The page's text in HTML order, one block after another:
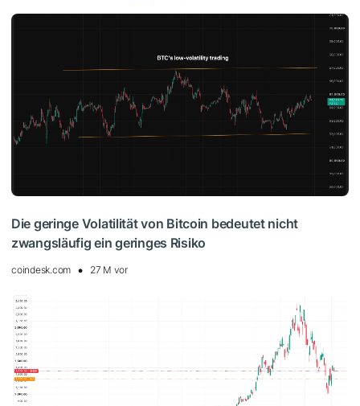
Die geringe Volatilität von Bitcoin bedeutet nicht
zwangsläufig ein geringes Risiko
coindesk.com 27 M vor